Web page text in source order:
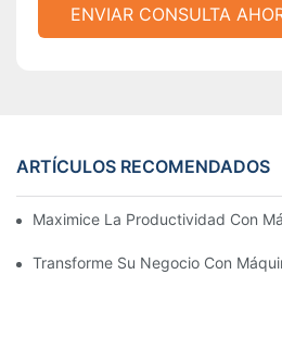
ENVIAR CONSULTA
ARTÍCULOS RECOMENDADOS
Maximice La Productividad Con
Transforme Su Negocio Con